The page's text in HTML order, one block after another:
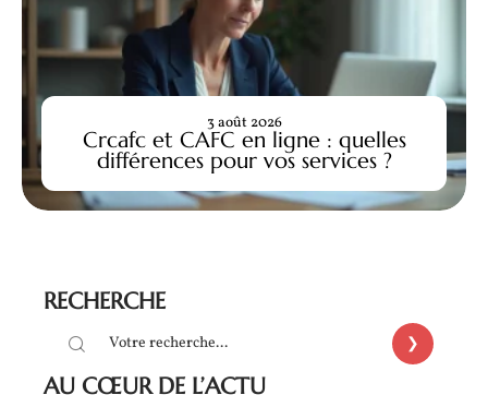
Crcafc et CAFC en ligne : quelles
différences pour vos services ?
3 août 2026
RECHERCHE
AU CŒUR DE L’ACTU